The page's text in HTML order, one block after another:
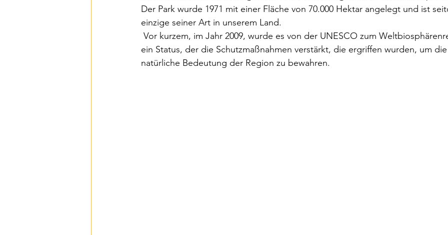
Tradition & Zukunft Kulturerbe Architektur Weine und
Nachhaltigkeit Digitale Gesundheit Grüne Mobilität Organisation
Der Park wurde 1971 mit einer Fläche von 70.000 Hektar angelegt und ist
einzige seiner Art in unserem Land.
ein Status, der die Schutzmaßnahmen verstärkt, die ergriffen wurden, um
natürliche Bedeutung der Region zu bewahren.